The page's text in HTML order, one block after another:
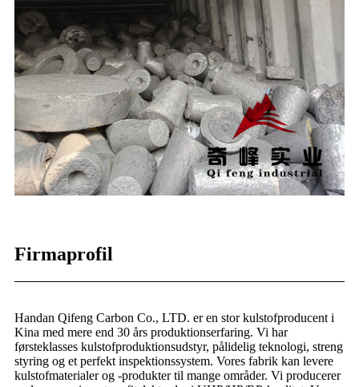
Firmaprofil
Handan Qifeng Carbon Co., LTD. er en stor kulstofproducent i
Kina med mere end 30 års produktionserfaring. Vi har
førsteklasses kulstofproduktionsudstyr, pålidelig teknologi, streng
styring og et perfekt inspektionssystem. Vores fabrik kan levere
kulstofmaterialer og -produkter til mange områder. Vi producerer